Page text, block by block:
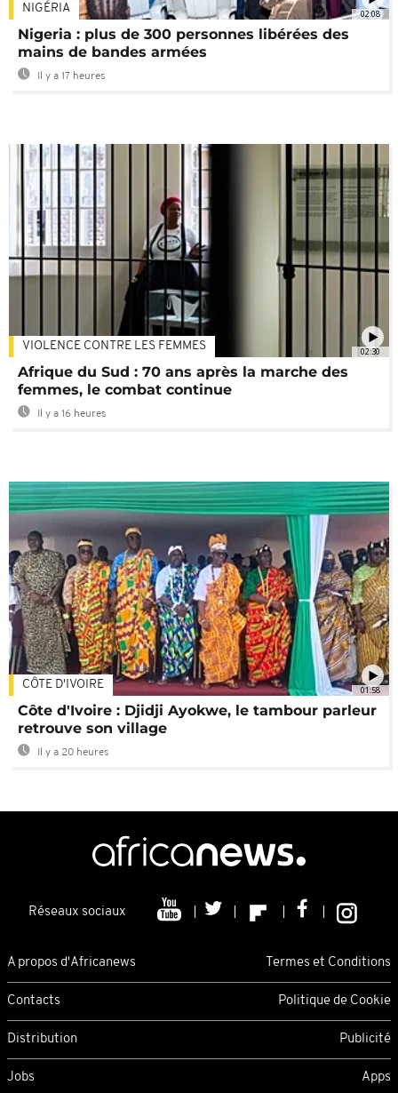
02:08
NIGÉRIA
Nigeria : plus de 300 personnes libérées des
mains de bandes armées
Il y a 17 heures
02:30
VIOLENCE CONTRE LES FEMMES
Afrique du Sud : 70 ans après la marche des
femmes, le combat continue
Il y a 16 heures
01:58
CÔTE D'IVOIRE
Côte d'Ivoire : Djidji Ayokwe, le tambour parleur
retrouve son village
Il y a 20 heures
Réseaux sociaux
A propos d'Africanews Termes et Conditions
Contacts Politique de Cookie
Distribution Publicité
Jobs Apps